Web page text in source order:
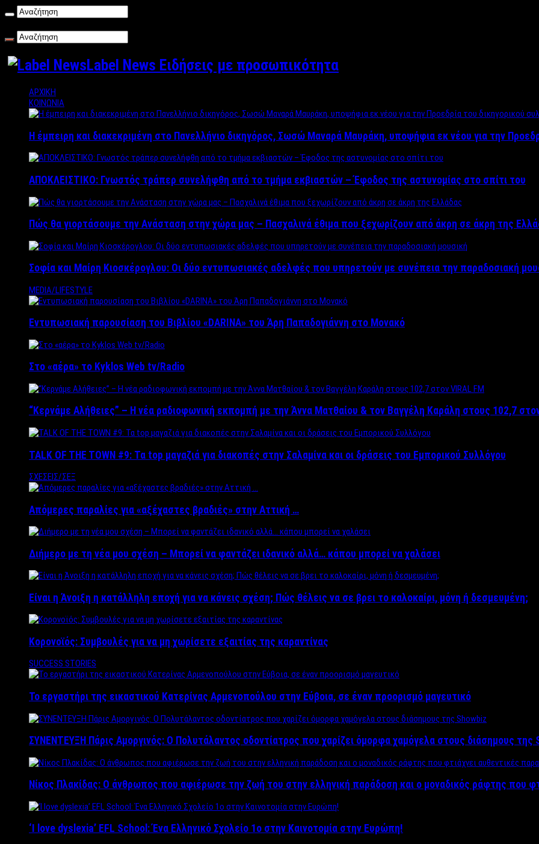
Label News Ειδήσεις με προσωπικότητα
ΑΡΧΙΚΗ
ΚΟΙΝΩΝΙΑ
Η έμπειρη και διακεκριμένη στο Πανελλήνιο δικηγόρος, Σωσώ Μαναρά Μαυράκη, υποψήφια εκ νέου για την
ΑΠΟΚΛΕΙΣΤΙΚΟ: Γνωστός τράπερ συνελήφθη από το τμήμα εκβιαστών – Έφοδος της αστυνομίας στο σπίτι του
Πώς θα γιορτάσουμε την Ανάσταση στην χώρα μας – Πασχαλινά έθιμα που ξεχωρίζουν από άκρη σε άκρη της
Σοφία και Μαίρη Κιοσκέρογλου: Οι δύο εντυπωσιακές αδελφές που υπηρετούν με συνέπεια την παραδοσιακή
MEDIA/LIFESTYLE
Εντυπωσιακή παρουσίαση του Βιβλίου «DARINA» του Άρη Παπαδογιάννη στο Μονακό
Στο «αέρα» το Kyklos Web tv/Radio
“Kερνάμε Αλήθειες” – Η νέα ραδιοφωνική εκπομπή με την Άννα Ματθαίου & τον Βαγγέλη Καράλη στους 102,7
TALK OF THE TOWN #9: Τα top μαγαζιά για διακοπές στην Σαλαμίνα και οι δράσεις του Εμπορικού Συλλόγου
ΣΧΕΣΕΙΣ/ΣΕΞ
Απόμερες παραλίες για «αξέχαστες βραδιές» στην Αττική …
Διήμερο με τη νέα μου σχέση – Μπορεί να φαντάζει ιδανικό αλλά… κάπου μπορεί να χαλάσει
Είναι η Άνοιξη η κατάλληλη εποχή για να κάνεις σχέση; Πώς θέλεις να σε βρει το καλοκαίρι, μόνη ή δεσμευμένη;
Κορονοϊός: Συμβουλές για να μη χωρίσετε εξαιτίας της καραντίνας
SUCCESS STORIES
Το εργαστήρι της εικαστικού Κατερίνας Αρμενοπούλου στην Εύβοια, σε έναν προορισμό μαγευτικό
ΣΥΝΕΝΤΕΥΞΗ Πάρις Αμοργινός: O Πολυτάλαντος οδοντίατρος που χαρίζει όμορφα χαμόγελα στους διάσημους της
Νίκος Πλακίδας: O άνθρωπος που αφιέρωσε την ζωή του στην ελληνική παράδοση και ο μοναδικός ράφτης που
‘Ι love dyslexia’ EFL School: Ένα Ελληνικό Σχολείo 1ο στην Καινοτομία στην Ευρώπη!